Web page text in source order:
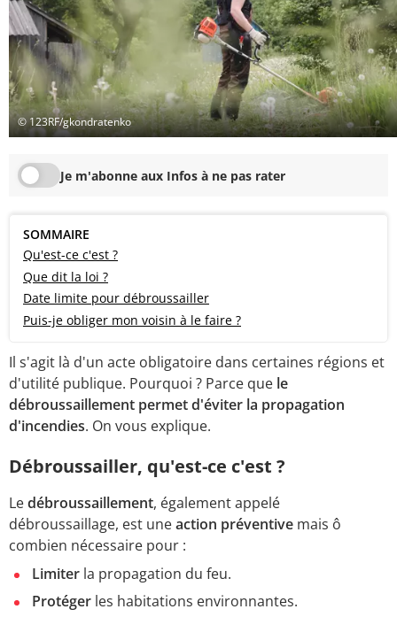
© 123RF/gkondratenko
Je m'abonne aux Infos à ne pas rater
SOMMAIRE
Qu'est-ce c'est ?
Que dit la loi ?
Date limite pour débroussailler
Puis-je obliger mon voisin à le faire ?
Il s'agit là d'un acte obligatoire dans certaines régions et
d'utilité publique. Pourquoi ? Parce que le
débroussaillement permet d'éviter la propagation
d'incendies. On vous explique.
Débroussailler, qu'est-ce c'est ?
Ledébroussaillement, également appelé
débroussaillage, est uneaction préventive mais ô
combien nécessaire pour :
Limiter la propagation du feu.
Protéger les habitations environnantes.